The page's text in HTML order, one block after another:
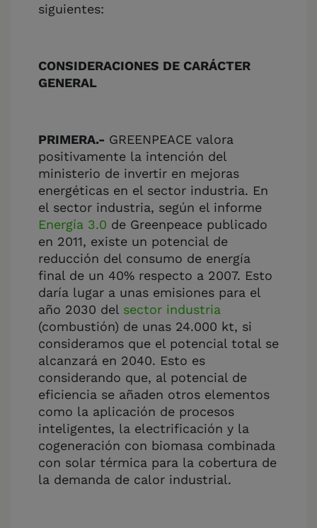
siguientes:
CONSIDERACIONES DE CARÁCTER
GENERAL
PRIMERA.- GREENPEACE valora
positivamente la intención del
ministerio de invertir en mejoras
energéticas en el sector industria. En
el sector industria, según el informe
Energía 3.0 de Greenpeace publicado
en 2011, existe un potencial de
reducción del consumo de energía
final de un 40% respecto a 2007. Esto
daría lugar a unas emisiones para el
año 2030 del sector industria
(combustión) de unas 24.000 kt, si
consideramos que el potencial total se
alcanzará en 2040. Esto es
considerando que, al potencial de
eficiencia se añaden otros elementos
como la aplicación de procesos
inteligentes, la electrificación y la
cogeneración con biomasa combinada
con solar térmica para la cobertura de
la demanda de calor industrial.